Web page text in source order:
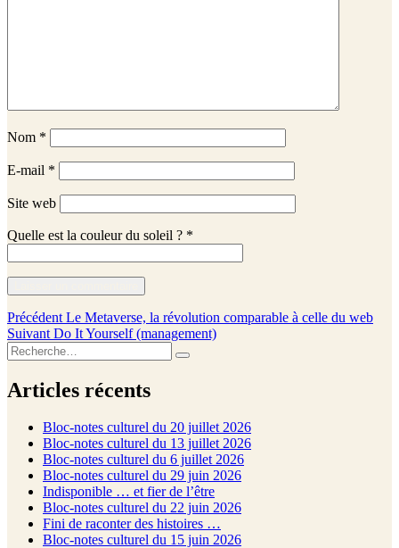
Nom *
E-mail *
Site web
Quelle est la couleur du soleil ? *
Navigation
de
l’article
Précédent Publication
précédente :
Le Metaverse, la révolution comparable à celle du web
Suivant Publication
suivante :
Do It Yourself (management)
Recherche
pour :
Recherche
Articles récents
Bloc-notes culturel du 20 juillet 2026
Bloc-notes culturel du 13 juillet 2026
Bloc-notes culturel du 6 juillet 2026
Bloc-notes culturel du 29 juin 2026
Indisponible … et fier de l’être
Bloc-notes culturel du 22 juin 2026
Fini de raconter des histoires …
Bloc-notes culturel du 15 juin 2026